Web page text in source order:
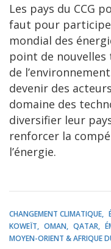
Les pays du CCG
faut pour
mondial des
point de nouvelles
de
devenir des
domaine des
diversifier leur
renforcer la
l’énergie.
CHANGEMENT CLIMATIQUE
KOWEÏT
OMAN QATAR
MOYEN-ORIENT & AFRIQUE